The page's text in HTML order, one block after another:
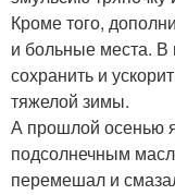
Кроме того,
и больные места. В
сохранить и
тяжелой зимы.
А прошлой осенью
подсолнечным
перемешал и